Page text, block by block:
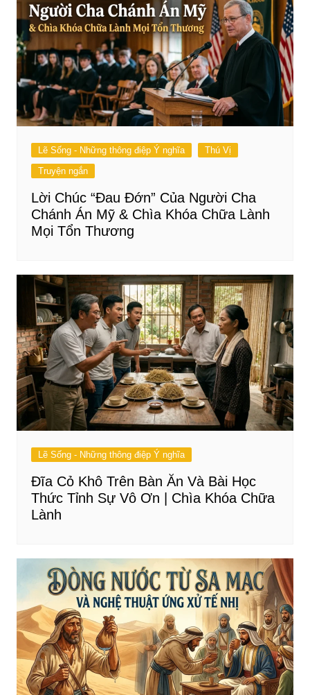
Lẽ Sống - Những thông điệp Ý nghĩa
Thú Vị
Truyện ngắn
Lời Chúc “Đau Đớn” Của Người Cha
Chánh Án Mỹ & Chìa Khóa Chữa Lành
Mọi Tổn Thương
Lẽ Sống - Những thông điệp Ý nghĩa
Đĩa Cỏ Khô Trên Bàn Ăn Và Bài Học
Thức Tỉnh Sự Vô Ơn | Chìa Khóa Chữa
Lành